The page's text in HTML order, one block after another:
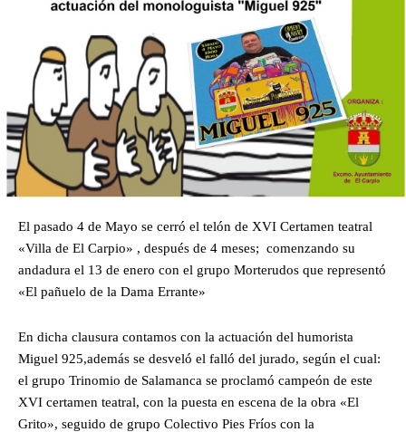
El pasado 4 de Mayo se cerró el telón de XVI Certamen teatral
«Villa de El Carpio» , después de 4 meses; comenzando su
andadura el 13 de enero con el grupo Morterudos que representó
«El pañuelo de la Dama Errante»
En dicha clausura contamos con la actuación del humorista
Miguel 925,además se desveló el falló del jurado, según el cual:
el grupo Trinomio de Salamanca se proclamó campeón de este
XVI certamen teatral, con la puesta en escena de la obra «El
Grito», seguido de grupo Colectivo Pies Fríos con la